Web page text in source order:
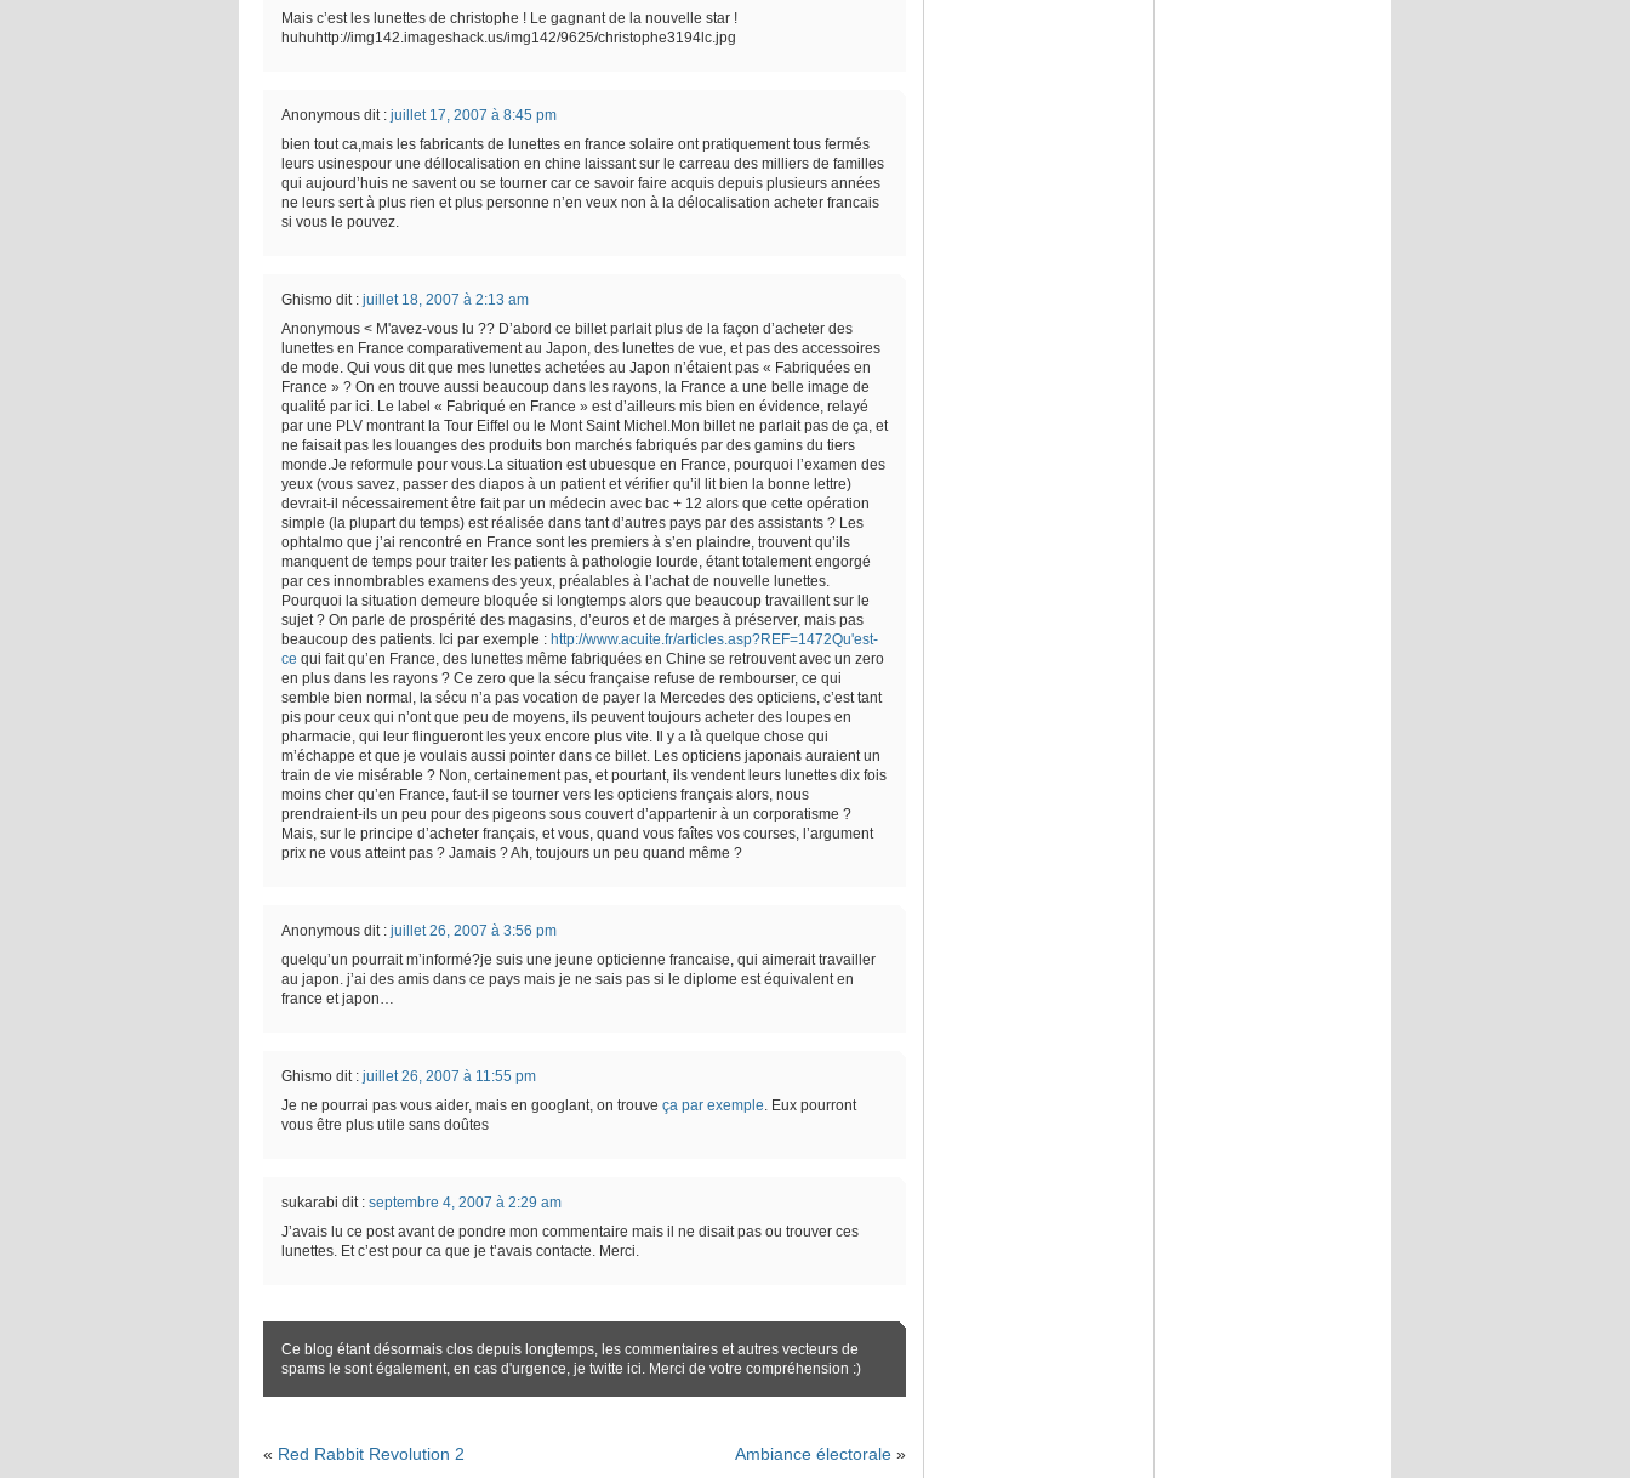
Mais c’est les lunettes de christophe ! Le gagnant de la nouvelle star !
huhuhttp://img142.imageshack.us/img142/9625/christophe3194lc.jpg
Anonymous dit : juillet 17, 2007 à 8:45 pm
bien tout ca,mais les fabricants de lunettes en france solaire ont pratiquement tous fermés
leurs usinespour une déllocalisation en chine laissant sur le carreau des milliers de familles
qui aujourd’huis ne savent ou se tourner car ce savoir faire acquis depuis plusieurs années
ne leurs sert à plus rien et plus personne n’en veux non à la délocalisation acheter francais
si vous le pouvez.
Ghismo dit : juillet 18, 2007 à 2:13 am
Anonymous < M'avez-vous lu ?? D’abord ce billet parlait plus de la façon d’acheter des
lunettes en France comparativement au Japon, des lunettes de vue, et pas des accessoires
de mode. Qui vous dit que mes lunettes achetées au Japon n’étaient pas « Fabriquées en
France » ? On en trouve aussi beaucoup dans les rayons, la France a une belle image de
qualité par ici. Le label « Fabriqué en France » est d’ailleurs mis bien en évidence, relayé
par une PLV montrant la Tour Eiffel ou le Mont Saint Michel.Mon billet ne parlait pas de ça, et
ne faisait pas les louanges des produits bon marchés fabriqués par des gamins du tiers
monde.Je reformule pour vous.La situation est ubuesque en France, pourquoi l’examen des
yeux (vous savez, passer des diapos à un patient et vérifier qu’il lit bien la bonne lettre)
devrait-il nécessairement être fait par un médecin avec bac + 12 alors que cette opération
simple (la plupart du temps) est réalisée dans tant d’autres pays par des assistants ? Les
ophtalmo que j’ai rencontré en France sont les premiers à s’en plaindre, trouvent qu’ils
manquent de temps pour traiter les patients à pathologie lourde, étant totalement engorgé
par ces innombrables examens des yeux, préalables à l’achat de nouvelle lunettes.
Pourquoi la situation demeure bloquée si longtemps alors que beaucoup travaillent sur le
sujet ? On parle de prospérité des magasins, d’euros et de marges à préserver, mais pas
beaucoup des patients. Ici par exemple : http://www.acuite.fr/articles.asp?REF=1472Qu'est-
ce qui fait qu’en France, des lunettes même fabriquées en Chine se retrouvent avec un zero
en plus dans les rayons ? Ce zero que la sécu française refuse de rembourser, ce qui
semble bien normal, la sécu n’a pas vocation de payer la Mercedes des opticiens, c’est tant
pis pour ceux qui n’ont que peu de moyens, ils peuvent toujours acheter des loupes en
pharmacie, qui leur flingueront les yeux encore plus vite. Il y a là quelque chose qui
m’échappe et que je voulais aussi pointer dans ce billet. Les opticiens japonais auraient un
train de vie misérable ? Non, certainement pas, et pourtant, ils vendent leurs lunettes dix fois
moins cher qu’en France, faut-il se tourner vers les opticiens français alors, nous
prendraient-ils un peu pour des pigeons sous couvert d’appartenir à un corporatisme ?
Mais, sur le principe d’acheter français, et vous, quand vous faîtes vos courses, l’argument
prix ne vous atteint pas ? Jamais ? Ah, toujours un peu quand même ?
Anonymous dit : juillet 26, 2007 à 3:56 pm
quelqu’un pourrait m’informé?je suis une jeune opticienne francaise, qui aimerait travailler
au japon. j’ai des amis dans ce pays mais je ne sais pas si le diplome est équivalent en
france et japon…
Ghismo dit : juillet 26, 2007 à 11:55 pm
Je ne pourrai pas vous aider, mais en googlant, on trouve ça par exemple. Eux pourront
vous être plus utile sans doûtes
sukarabi dit : septembre 4, 2007 à 2:29 am
J’avais lu ce post avant de pondre mon commentaire mais il ne disait pas ou trouver ces
lunettes. Et c’est pour ca que je t’avais contacte. Merci.
Ce blog étant désormais clos depuis longtemps, les commentaires et autres vecteurs de
spams le sont également, en cas d'urgence, je twitte ici. Merci de votre compréhension :)
« Red Rabbit Revolution 2 Ambiance électorale »